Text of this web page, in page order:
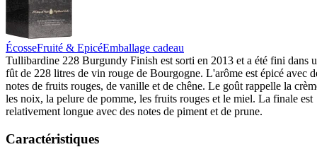
ÉcosseFruité & EpicéEmballage cadeau
Tullibardine 228 Burgundy Finish est sorti en 2013 et a été fini dans
fût de 228 litres de vin rouge de Bourgogne. L'arôme est épicé avec
notes de fruits rouges, de vanille et de chêne. Le goût rappelle la
les noix, la pelure de pomme, les fruits rouges et le miel. La finale est
relativement longue avec des notes de piment et de prune.
Caractéristiques